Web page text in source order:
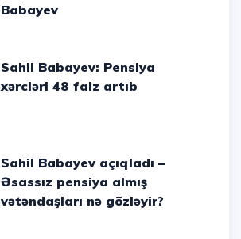
Babayev
Sahil Babayev: Pensiya
xərcləri 48 faiz artıb
Sahil Babayev açıqladı –
Əsassız pensiya almış
vətəndaşları nə gözləyir?